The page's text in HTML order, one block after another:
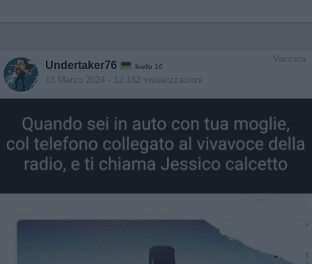
Vaccata
Undertaker76 livello 16
18 Marzo 2024 - 12.182 visualizzazioni